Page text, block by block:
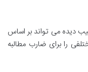
دیده می تواند بر اساس
را برای ضارب مطالبه